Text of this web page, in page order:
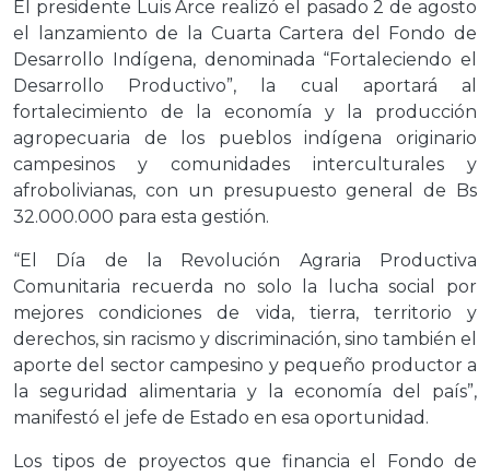
El presidente Luis Arce realizó el pasado 2 de agosto
el lanzamiento de la Cuarta Cartera del Fondo de
Desarrollo Indígena, denominada “Fortaleciendo el
Desarrollo Productivo”, la cual aportará al
fortalecimiento de la economía y la producción
agropecuaria de los pueblos indígena originario
campesinos y comunidades interculturales y
afrobolivianas, con un presupuesto general de Bs
32.000.000 para esta gestión.
“El Día de la Revolución Agraria Productiva
Comunitaria recuerda no solo la lucha social por
mejores condiciones de vida, tierra, territorio y
derechos, sin racismo y discriminación, sino también el
aporte del sector campesino y pequeño productor a
la seguridad alimentaria y la economía del país”,
manifestó el jefe de Estado en esa oportunidad.
Los tipos de proyectos que financia el Fondo de